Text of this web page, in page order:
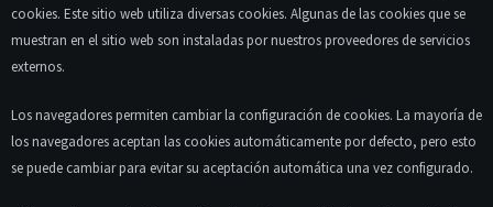
cookies. Este sitio web utiliza diversas cookies. Algunas de las cookies que se
muestran en el sitio web son instaladas por nuestros proveedores de servicios
externos.
Los navegadores permiten cambiar la configuración de cookies. La mayoría de
los navegadores aceptan las cookies automáticamente por defecto, pero esto
se puede cambiar para evitar su aceptación automática una vez configurado.